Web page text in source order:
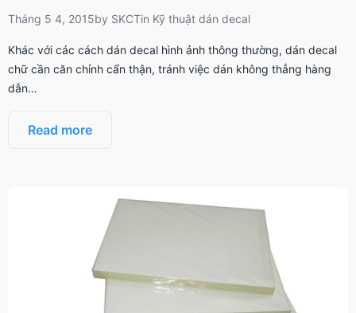
Tháng 5 4, 2015by SKCTin Kỹ thuật dán decal
Khác với các cách dán decal hình ảnh thông thường, dán decal
chữ cần căn chỉnh cẩn thận, tránh việc dán không thẳng hàng
dẫn…
Read more